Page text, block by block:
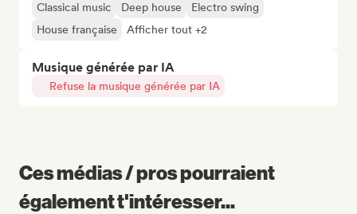
Classical music
Deep house
Electro swing
House française
Afficher tout +2
Musique générée par IA
Refuse la musique générée par IA
Ces médias / pros pourraient
également t'intéresser...